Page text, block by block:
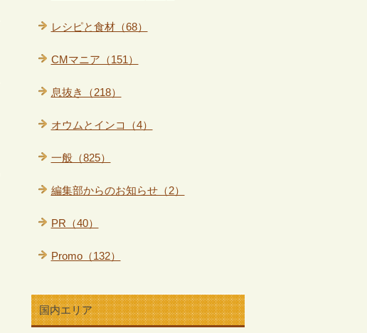
レシピと食材（68）
CMマニア（151）
息抜き（218）
オウムとインコ（4）
一般（825）
編集部からのお知らせ（2）
PR（40）
Promo（132）
国内エリア